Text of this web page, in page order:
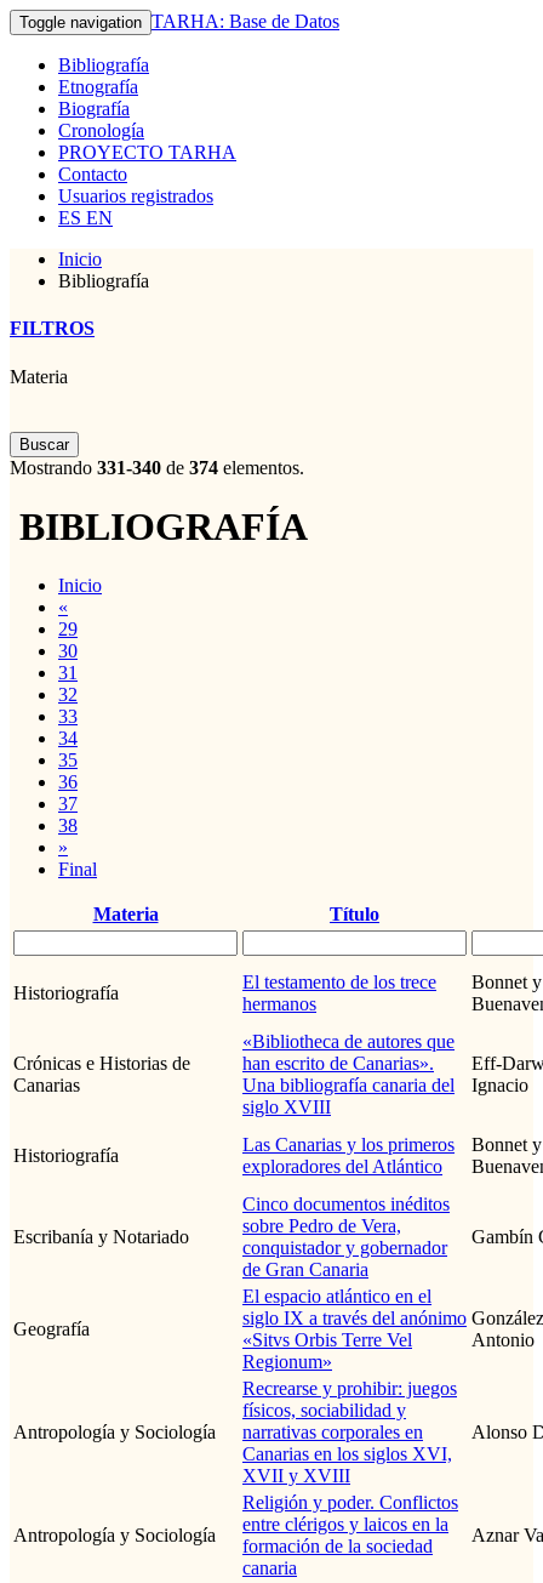
Toggle navigation TARHA: Base de Datos
Bibliografía
Etnografía
Biografía
Cronología
PROYECTO TARHA
Contacto
Usuarios registrados
ES EN
Inicio
Bibliografía
FILTROS
Materia
Buscar
Mostrando 331-340 de 374 elementos.
BIBLIOGRAFÍA
Inicio
«
29
30
31
32
33
34
35
36
37
38
»
Final
Materia Título
Historiografía
El testamento de los trece
hermanos
Bonnet
Crónicas e Historias de
Canarias
«Bibliotheca de autores que
han escrito de Canarias».
Una bibliografía canaria del
siglo XVIII
Eff-
Ignacio
Historiografía
Las Canarias y los primeros
exploradores del Atlántico
Bonnet
Escribanía y Notariado
Cinco documentos inéditos
sobre Pedro de Vera,
conquistador y gobernador
de Gran Canaria
Gambín
Geografía
El espacio atlántico en el
siglo IX a través del anónimo
«Sitvs Orbis Terre Vel
Regionum»
Antonio
Antropología y Sociología
Recrearse y prohibir: juegos
físicos, sociabilidad y
narrativas corporales en
Canarias en los siglos XVI,
XVII y XVIII
Alonso
Antropología y Sociología
Religión y poder. Conflictos
entre clérigos y laicos en la
formación de la sociedad
canaria
Aznar